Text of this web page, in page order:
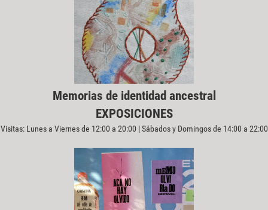
Memorias de identidad ancestral
EXPOSICIONES
Visitas: Lunes a Viernes de 12:00 a 20:00 | Sábados y Domingos de 14:00 a 22:00